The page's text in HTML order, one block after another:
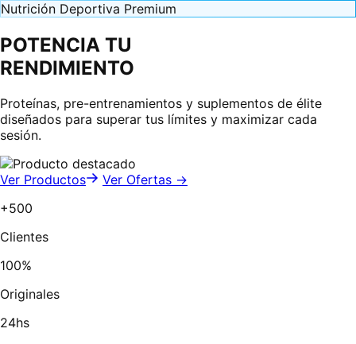
Nutrición Deportiva Premium
POTENCIA TU
RENDIMIENTO
Proteínas, pre-entrenamientos y suplementos de élite
diseñados para superar tus límites y maximizar cada
sesión.
Ver Productos
Ver Ofertas →
+500
Clientes
100%
Originales
24hs